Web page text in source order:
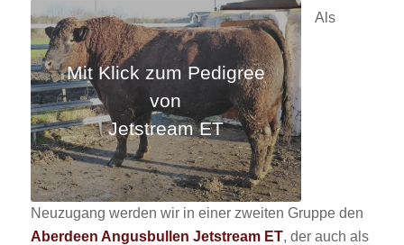
Mit Klick zum Pedigree
von
Jetstream ET
Als
Neuzugang werden wir in einer zweiten Gruppe den
Aberdeen Angusbullen Jetstream ET, der auch als